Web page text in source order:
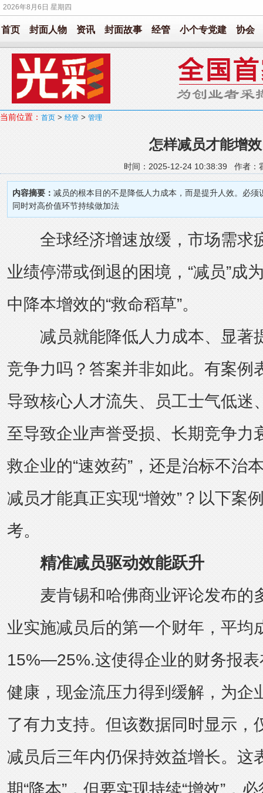
2026年8月6日 星期四
首页 封面人物 资讯 封面故事 经管 小个专党建 协会
当前位置： 首页 > 经管 > 管理
怎样减员才能增效
时间：2025-12-24 10:38:39 作者
内容摘要： 减员的根本目的不是降低人力成本，而是提升人效。必
同时对高价值环节持续做加法
全球经济增速放缓，市场需求
业绩停滞或倒退的困境，“减员”成
中降本增效的“救命稻草”。
减员就能降低人力成本、显著
竞争力吗？答案并非如此。有案例
导致核心人才流失、员工士气低迷
至导致企业声誉受损、长期竞争力
救企业的“速效药”，还是治标不治
减员才能真正实现“增效”？以下案
考。
精准减员驱动效能跃升
麦肯锡和哈佛商业评论发布的
业实施减员后的第一个财年，平均
15%—25%.这使得企业的财务报
健康，现金流压力得到缓解，为企
了有力支持。但该数据同时显示，
减员后三年内仍保持效益增长。这
期“降本”，但要实现持续“增效”，